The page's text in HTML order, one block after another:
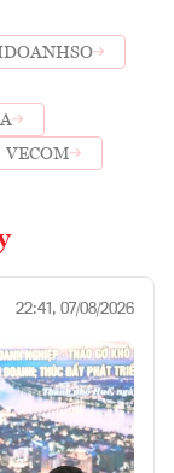
VECOM
22:41, 07/08/2026